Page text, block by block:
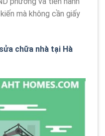
mà không cần giấy
chữa nhà tại Hà